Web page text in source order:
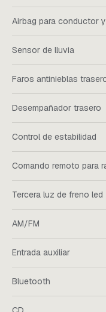
Airbag para conductor
Sensor de lluvia
Faros antinieblas
Desempañador trasero
Control de estabilidad
Comando remoto para
Tercera luz de freno led
AM/FM
Entrada auxiliar
Bluetooth